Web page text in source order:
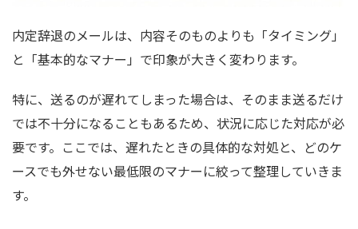
内定辞退のメールは、内容そのものよりも「タイミング」
と「基本的なマナー」で印象が大きく変わります。
特に、送るのが遅れてしまった場合は、そのまま送るだけ
では不十分になることもあるため、状況に応じた対応が必
要です。ここでは、遅れたときの具体的な対処と、どのケ
ースでも外せない最低限のマナーに絞って整理していきま
す。